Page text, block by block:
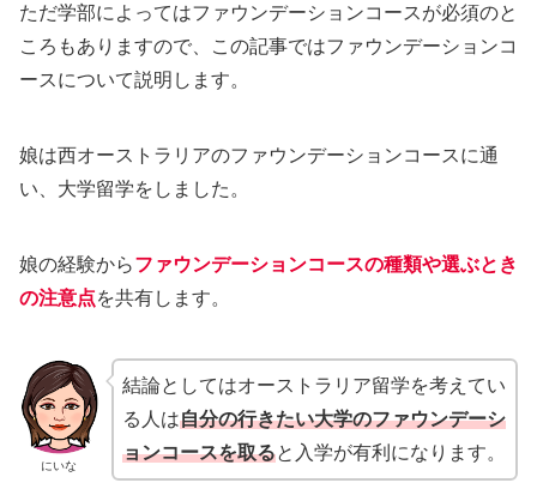
ただ学部によってはファウンデーションコースが必須のと
ころもありますので、この記事ではファウンデーションコ
ースについて説明します。
娘は西オーストラリアのファウンデーションコースに通
い、大学留学をしました。
娘の経験からファウンデーションコースの種類や選ぶとき
の注意点を共有します。
にいな
結論としてはオーストラリア留学を考えてい
る人は自分の行きたい大学のファウンデーシ
ョンコースを取ると入学が有利になります。